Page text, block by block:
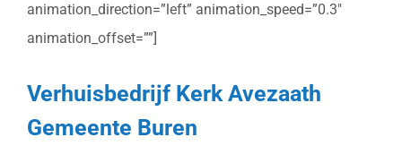
animation_direction=”left” animation_speed=”0.3″
animation_offset=””]
Verhuisbedrijf Kerk Avezaath
Gemeente Buren